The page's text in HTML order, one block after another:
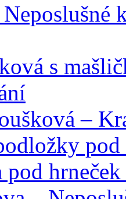
s
–
pod